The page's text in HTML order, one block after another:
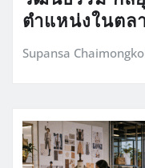
ตำแหน่งในตล
Supansa